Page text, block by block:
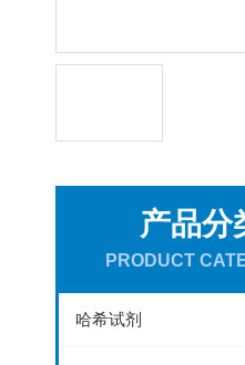
产品分
PRODUCT
哈希试剂